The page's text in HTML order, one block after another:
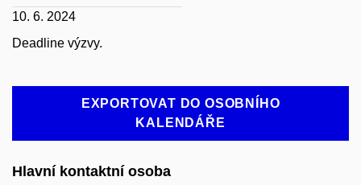
10. 6. 2024
Deadline výzvy.
EXPORTOVAT DO OSOBNÍHO
KALENDÁŘE
Hlavní kontaktní osoba